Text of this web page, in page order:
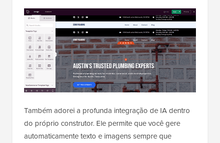
Também adorei a profunda integração de IA dentro
do próprio construtor. Ele permite que você gere
automaticamente texto e imagens sempre que